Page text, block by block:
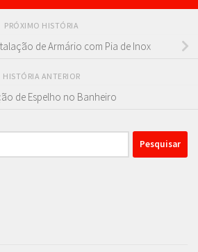
PRÓXIMO HISTÓRIA
de Armário com Pia de Inox
HISTÓRIA ANTERIOR
de Espelho no Banheiro